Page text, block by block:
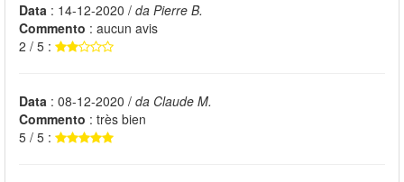
Data : 14-12-2020 / da Pierre B.
Commento : aucun avis
2 / 5 :
Data : 08-12-2020 / da Claude M.
Commento : très bien
5 / 5 :